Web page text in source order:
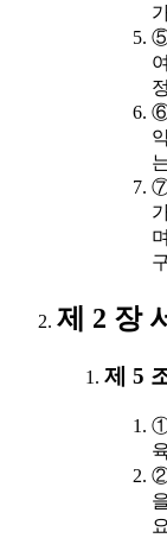
⑤
⑥
⑦
제 2 장
제 5
①
②